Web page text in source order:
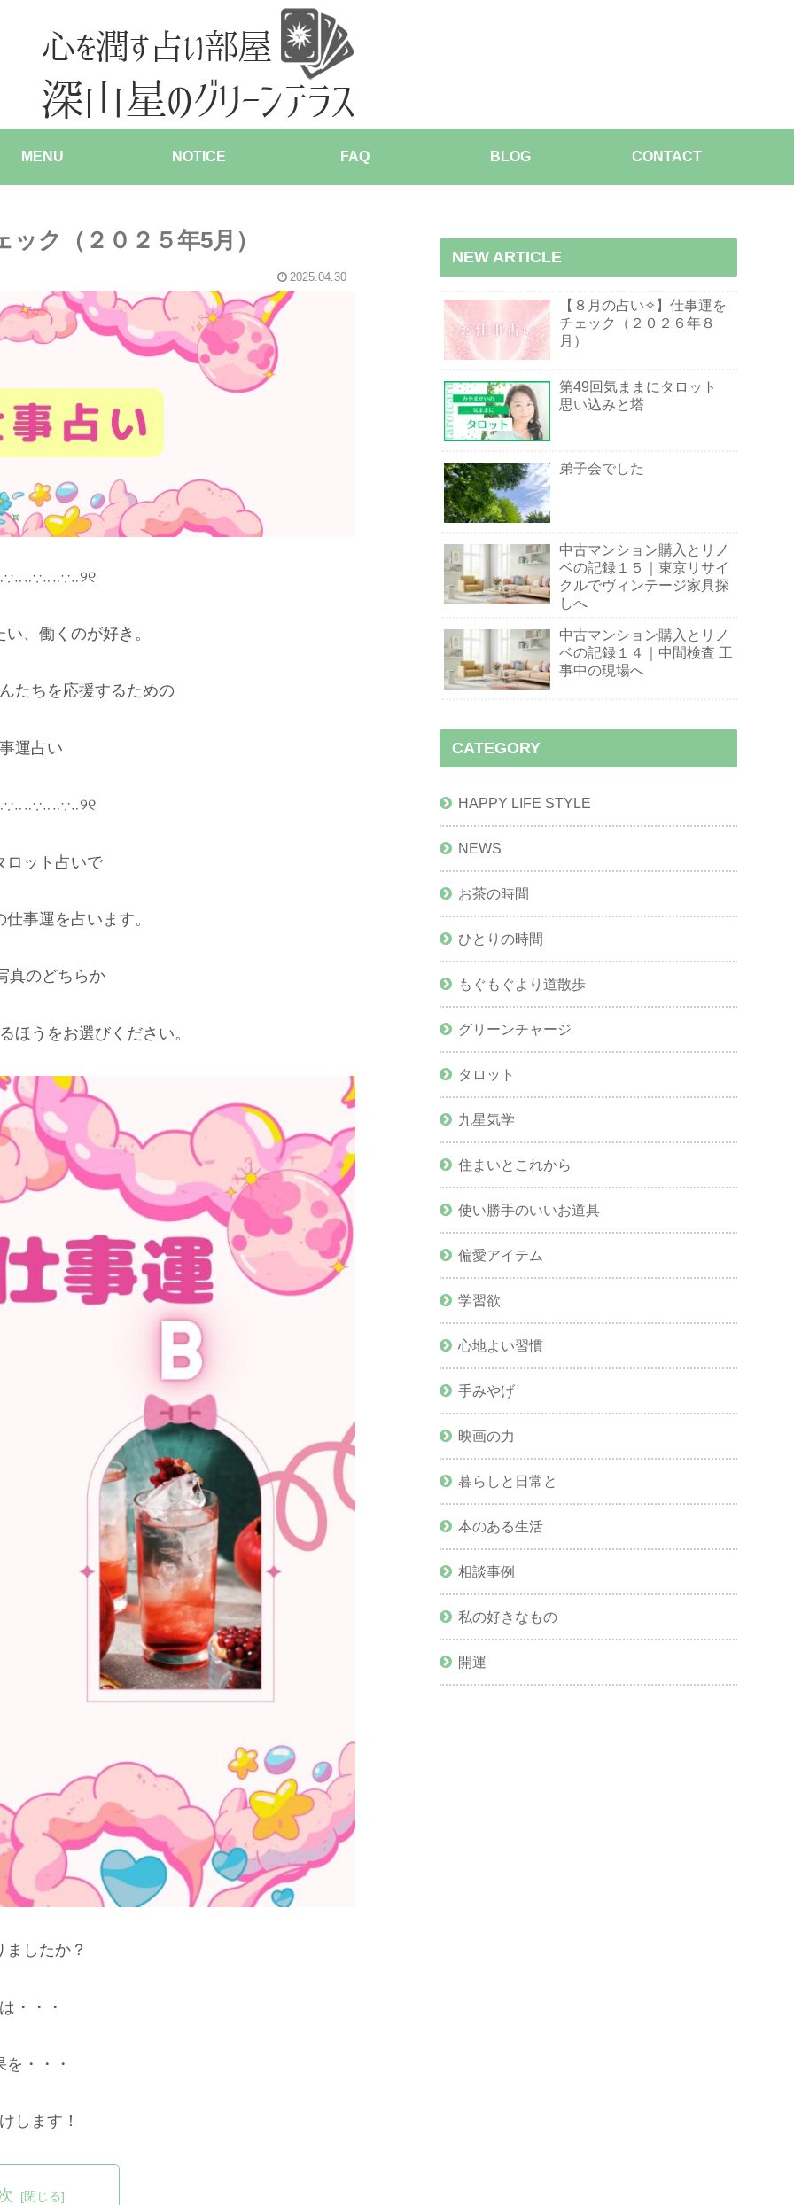
MENU NOTICE FAQ BLOG CONTACT
ク（２０２５年5月）
2025.04.30
、働くのが好き。
たちを応援するための
運占い
ロット占いで
事運を占います。
真のどちらか
ほうをお選びください。
ましたか？
・・・
を・・・
します！
NEW ARTICLE
【８月の占い✧】仕事運を
チェック（２０２６年８
月）
第49回気ままにタロット
思い込みと塔
弟子会でした
中古マンション購入とリノ
ベの記録１５｜東京リサイ
クルでヴィンテージ家具探
しへ
中古マンション購入とリノ
ベの記録１４｜中間検査 工
事中の現場へ
CATEGORY
HAPPY LIFE STYLE
NEWS
お茶の時間
ひとりの時間
もぐもぐより道散歩
グリーンチャージ
タロット
九星気学
住まいとこれから
使い勝手のいいお道具
偏愛アイテム
学習欲
心地よい習慣
手みやげ
映画の力
暮らしと日常と
本のある生活
相談事例
私の好きなもの
開運